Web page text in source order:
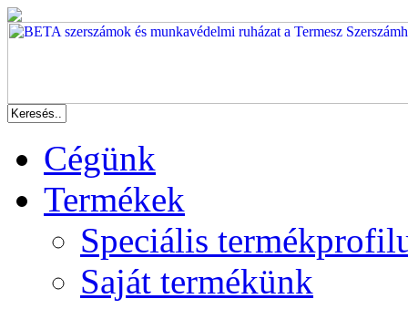
Cégünk
Termékek
Speciális
Saját termékünk